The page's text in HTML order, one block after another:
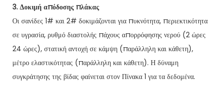
3. Δοκιμή απόδοσης πλάκας
Οι σανίδες 1# και 2# δοκιμάζονται για πυκνότητα, περιεκτικότητα
σε υγρασία, ρυθμό διαστολής πάχους απορρόφησης νερού (2 ώρες
24 ώρες), στατική αντοχή σε κάμψη (παράλληλη και κάθετη),
μέτρο ελαστικότητας (παράλληλη και κάθετη). Η δύναμη
συγκράτησης της βίδας φαίνεται στον Πίνακα 1 για τα δεδομένα.